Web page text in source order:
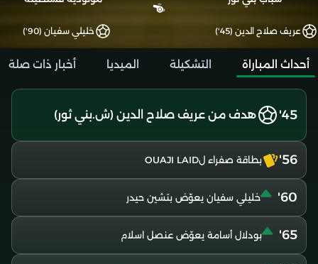
عريف صلاح الدين (45') خليلي سفيان (90')
أحداث المباراة التشكيلة الميديا أخبار ذات صلة
45' هدف من عريف صلاح الدين (ش.بني ثور)
56' بطاقة صفراء لOUAJI LAID
60' خليلي سفيان يعوّض بتشين حيدر
65' بودلال أسامة يعوّض عنصل اسلام